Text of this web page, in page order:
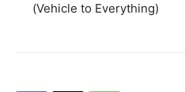
(Vehicle to Everything)